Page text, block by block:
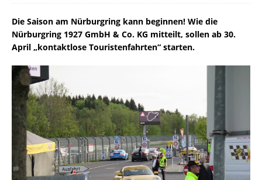
Die Saison am Nürburgring kann beginnen! Wie die
Nürburgring 1927 GmbH & Co. KG mitteilt, sollen ab 30.
April „kontaktlose Touristenfahrten“ starten.